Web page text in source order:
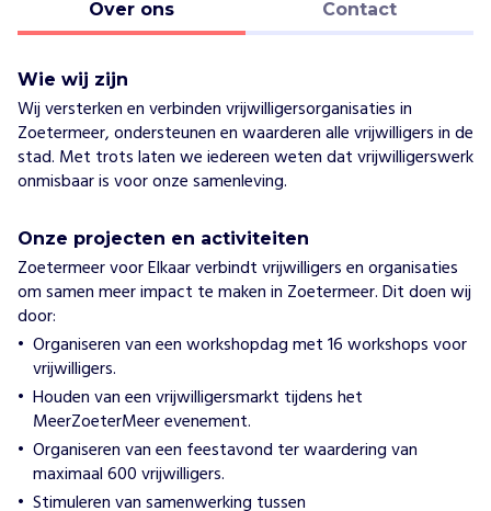
Over ons Contact
Wie wij zijn
Wij versterken en verbinden vrijwilligersorganisaties in
Zoetermeer, ondersteunen en waarderen alle vrijwilligers in de
stad. Met trots laten we iedereen weten dat vrijwilligerswerk
onmisbaar is voor onze samenleving.
Onze projecten en activiteiten
Zoetermeer voor Elkaar verbindt vrijwilligers en organisaties
om samen meer impact te maken in Zoetermeer. Dit doen wij
door:
Organiseren van een workshopdag met 16 workshops voor
vrijwilligers.
Houden van een vrijwilligersmarkt tijdens het
MeerZoeterMeer evenement.
Organiseren van een feestavond ter waardering van
maximaal 600 vrijwilligers.
Stimuleren van samenwerking tussen